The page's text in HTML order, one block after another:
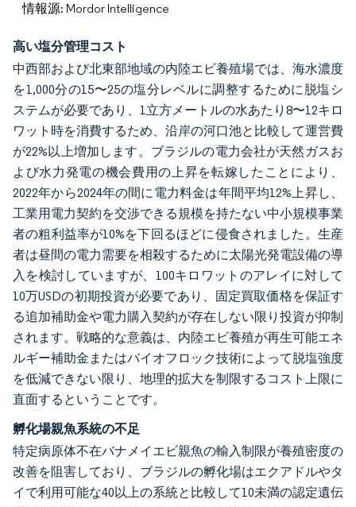
情報源: Mordor Intelligence
高い塩分管理コスト
中西部および北東部地域の内陸エビ養殖場では、海水濃度
を1,000分の15〜25の塩分レベルに調整するために脱塩シ
ステムが必要であり、1立方メートルの水あたり8〜12キロ
ワット時を消費するため、沿岸の河口池と比較して運営費
が22%以上増加します。ブラジルの電力会社が天然ガスお
よび水力発電の機会費用の上昇を転嫁したことにより、
2022年から2024年の間に電力料金は年間平均12%上昇し、
工業用電力契約を交渉できる規模を持たない中小規模事業
者の粗利益率が10%を下回るほどに侵食されました。生産
者は昼間の電力需要を相殺するために太陽光発電設備の導
入を検討していますが、100キロワットのアレイに対して
10万USDの初期投資が必要であり、固定買取価格を保証す
る追加補助金や電力購入契約が存在しない限り投資が抑制
されます。戦略的な意義は、内陸エビ養殖が再生可能エネ
ルギー補助金またはバイオフロック技術によって脱塩強度
を低減できない限り、地理的拡大を制限するコスト上限に
直面するということです。
孵化場親魚系統の不足
特定病原体不在バナメイエビ親魚の輸入制限が養殖密度の
改善を阻害しており、ブラジルの孵化場はエクアドルやタ
イで利用可能な40以上の系統と比較して10未満の認定遺伝